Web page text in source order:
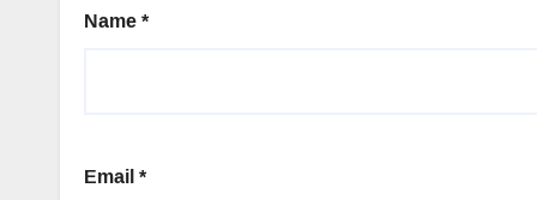
Name*
Email*